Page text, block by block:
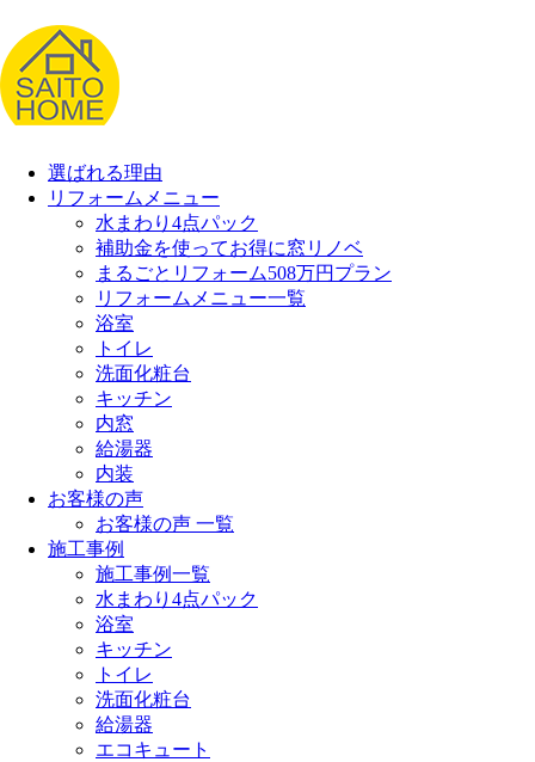
選ばれる理由
リフォームメニュー
水まわり4点パック
補助金を使ってお得に窓リノベ
まるごとリフォーム508万円プラン
リフォームメニュー一覧
浴室
トイレ
洗面化粧台
キッチン
内窓
給湯器
内装
お客様の声
お客様の声 一覧
施工事例
施工事例一覧
水まわり4点パック
浴室
キッチン
トイレ
洗面化粧台
給湯器
エコキュート